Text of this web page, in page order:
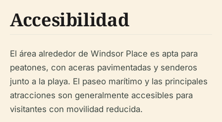
Accesibilidad
El área alrededor de Windsor Place es apta para
peatones, con aceras pavimentadas y senderos
junto a la playa. El paseo marítimo y las principales
atracciones son generalmente accesibles para
visitantes con movilidad reducida.